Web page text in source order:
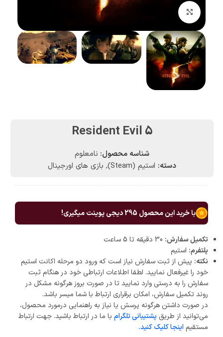
بزرگنمایی تصویر
Resident Evil 5
شناسه محصول: نامعلوم
دسته: استیم (Steam) , بازی های اورجینال
با خرید این محصول 295دیجی پوینت میگیری!
تکمیل سفارش:
پلتفرم: استیم
نکته: پیش از ثبت سفارش نیاز است که ورود دو مرحله اکانت استیم
خود را غیرفعال نمایید. لطفا اطلاعات ارتباطی خود در هنگام ثبت
سفارش را به درستی وارد نمایید تا در صورت بروز هرگونه مشکل در
روند تکمیل سفارش، امکان برقراری ارتباط با شما میسر باشد.
در صورت داشتن هرگونه پرسش یا نیاز به راهنمایی درمورد محصول،
می‌توانید از طریق پشتیبانی تلگرام با ما در ارتباط باشید. جهت ارتباط
مستقیم اینجا کلیک کنید.